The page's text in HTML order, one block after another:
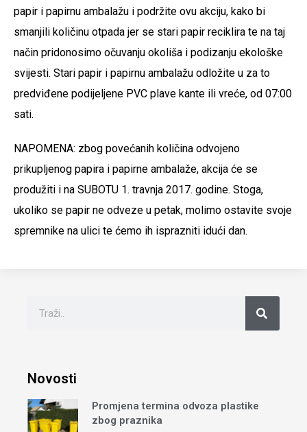
papir i papirnu ambalažu i podržite ovu akciju, kako bi
smanjili količinu otpada jer se stari papir reciklira te na taj
način pridonosimo očuvanju okoliša i podizanju ekološke
svijesti. Stari papir i papirnu ambalažu odložite u za to
predviđene podijeljene PVC plave kante ili vreće, od 07:00
sati.
NAPOMENA: zbog povećanih količina odvojeno
prikupljenog papira i papirne ambalaže, akcija će se
produžiti i na SUBOTU 1. travnja 2017. godine. Stoga,
ukoliko se papir ne odveze u petak, molimo ostavite svoje
spremnike na ulici te ćemo ih isprazniti idući dan.
Novosti
Promjena termina odvoza plastike
zbog praznika